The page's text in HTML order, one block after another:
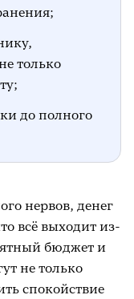
только
до полного
нервов, денег
всё выходит из-
бюджет и
не только
спокойствие